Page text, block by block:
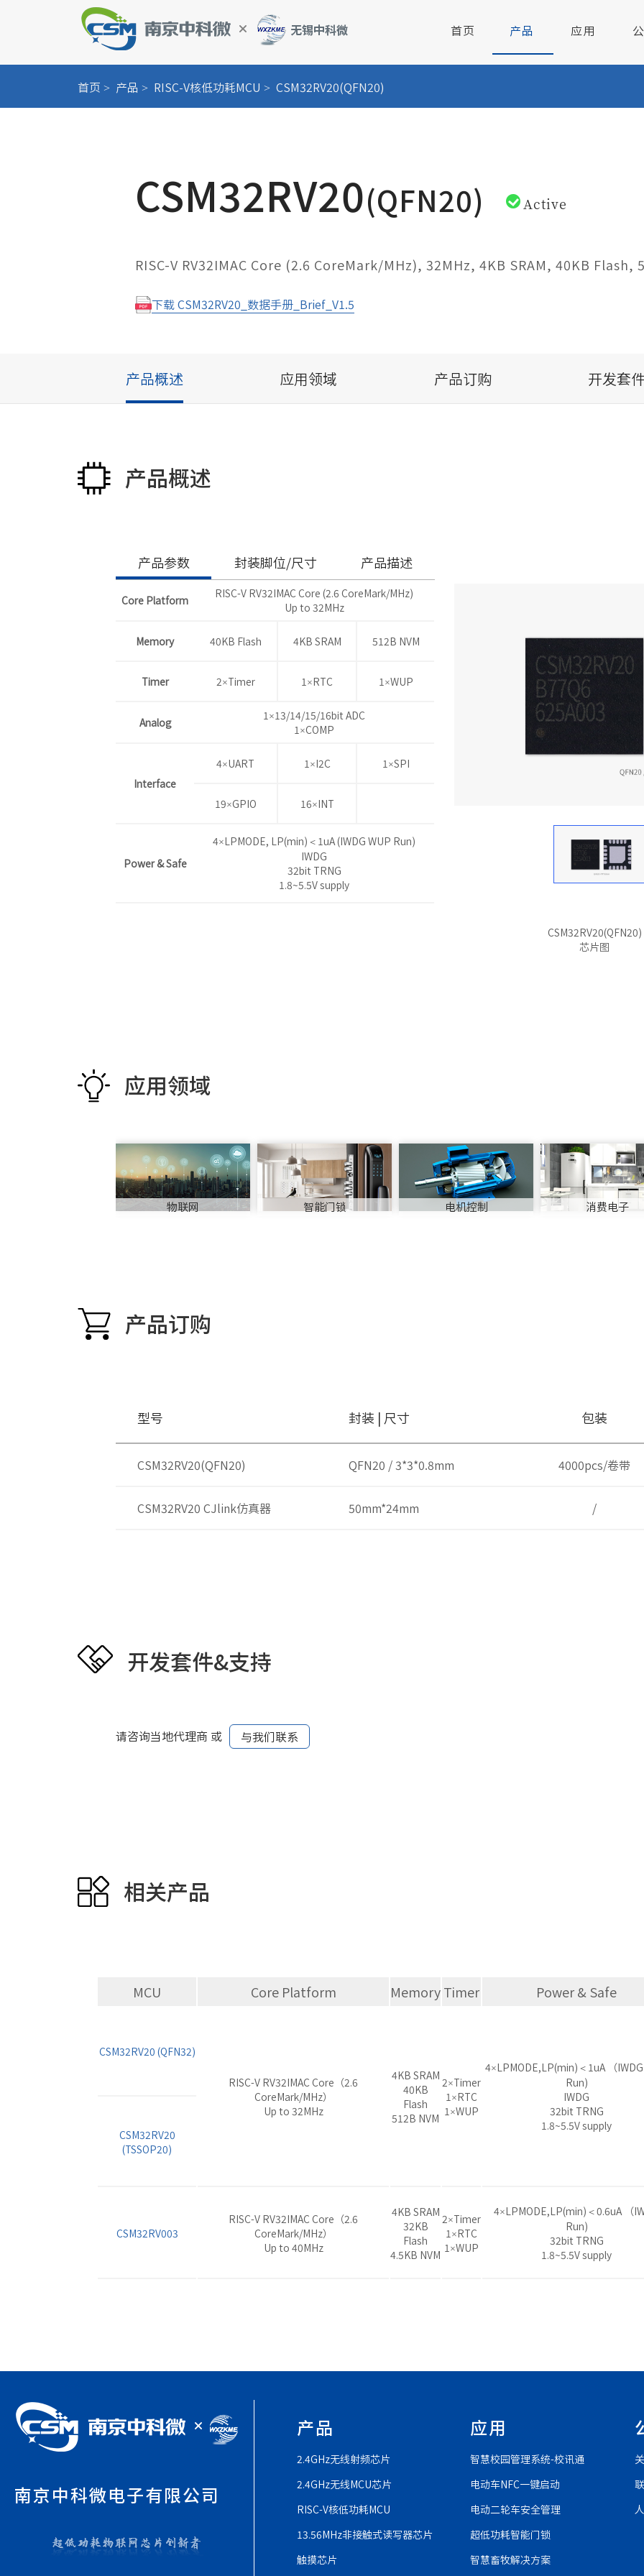
首页 产品
2.4GHz无线射频芯片
13.56MHz非接触式读写器芯片
应用
智慧校园管理系统-校讯通
超低功耗智能门锁
智慧畜牧
公司简介
首页 产品 RISC-V核低功耗MCU CSM32RV20(QFN20)
CSM32RV20(QFN20) Active
RISC-V RV32IMAC Core (2.6 CoreMark/MHz), 32MHz, 4KB SRAM, 40KB Flash,
下载 CSM32RV20_数据手册_Brief_V1.5
产品概述 应用领域 产品订购 开发套
产品概述
产品参数 封装脚位/尺寸 产品描述
Core Platform
RISC-V RV32IMAC Core (2.6 CoreMark/MHz)
Up to 32MHz
Memory 40KB Flash 4KB SRAM 512B NVM
Timer 2×Timer 1×RTC 1×WUP
Analog
1×13/14/15/16bit ADC
1×COMP
Interface
4×UART 1×I2C 1×SPI
19×GPIO 16×INT
Power & Safe
4×LPMODE, LP(min)＜1uA (IWDG WUP Run)
IWDG
32bit TRNG
1.8~5.5V supply
CSM32RV20(QFN20)
芯片图
应用领域
物联网 智能门锁 电机控制 消费电子
产品订购
型号 封装 | 尺寸 包装
CSM32RV20(QFN20) QFN20 / 3*3*0.8mm 4000pcs/卷带
CSM32RV20 CJlink仿真器 50mm*24mm /
开发套件&支持
请咨询当地代理商 或 与我们联系
相关产品
MCU Core Platform MemoryTimer Power & Safe
CSM32RV20 (QFN32)
RISC-V RV32IMAC Core（2.6
CoreMark/MHz）
Up to 32MHz
4KB SRAM
40KB
Flash
512B NVM
2×Timer
1×RTC
1×WUP
4×LPMODE,LP(min)＜1uA （
Run)
IWDG
32bit TRNG
1.8~5.5V supply
CSM32RV20
(TSSOP20)
CSM32RV003
RISC-V RV32IMAC Core（2.6
CoreMark/MHz）
Up to 40MHz
4KB SRAM
32KB
Flash
4.5KB NVM
2×Timer
1×RTC
1×WUP
4×LPMODE,LP(min)＜0.6uA （
Run)
32bit TRNG
1.8~5.5V supply
南京中科微电子有限公司
产品
2.4GHz无线射频芯片
2.4GHz无线MCU芯片
RISC-V核低功耗MCU
13.56MHz非接触式读写器芯片
触摸芯片
应用
智慧校园管理系统-校讯通
电动车NFC一键启动
电动二轮车安全管理
超低功耗智能门锁
智慧畜牧解决方案